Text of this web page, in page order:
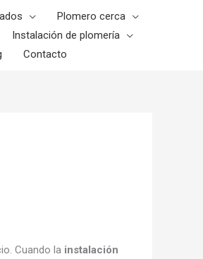
Plomero cerca
Instalación de plomería
Contacto
Cuando la instalación